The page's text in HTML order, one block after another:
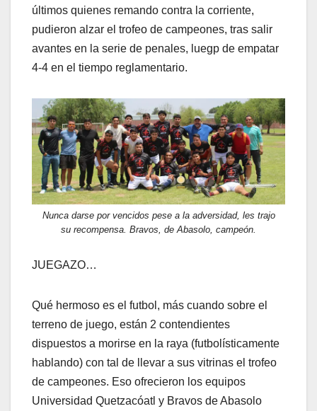
últimos quienes remando contra la corriente,
pudieron alzar el trofeo de campeones, tras salir
avantes en la serie de penales, luegp de empatar
4-4 en el tiempo reglamentario.
Nunca darse por vencidos pese a la adversidad, les trajo
su recompensa. Bravos, de Abasolo, campeón.
JUEGAZO…
Qué hermoso es el futbol, más cuando sobre el
terreno de juego, están 2 contendientes
dispuestos a morirse en la raya (futbolísticamente
hablando) con tal de llevar a sus vitrinas el trofeo
de campeones. Eso ofrecieron los equipos
Universidad Quetzacóatl y Bravos de Abasolo